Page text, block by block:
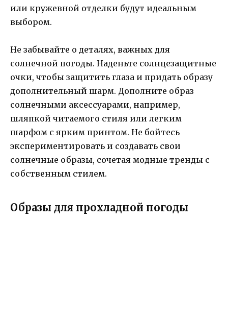
или кружевной отделки будут идеальным
выбором.
Не забывайте о деталях, важных для
солнечной погоды. Наденьте солнцезащитные
очки, чтобы защитить глаза и придать образу
дополнительный шарм. Дополните образ
солнечными аксессуарами, например,
шляпкой читаемого стиля или легким
шарфом с ярким принтом. Не бойтесь
экспериментировать и создавать свои
солнечные образы, сочетая модные тренды с
собственным стилем.
Образы для прохладной погоды